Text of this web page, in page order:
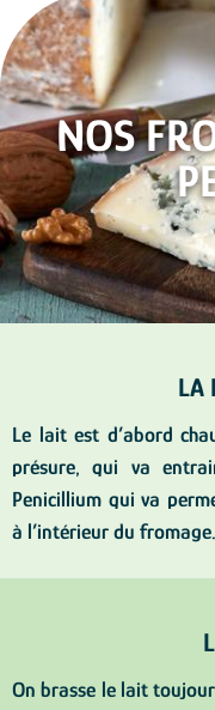
NOS
LA
Le lait est d’abord
présure, qui va
Penicillium qui va
à l’intérieur du fromage.
On brasse le lait